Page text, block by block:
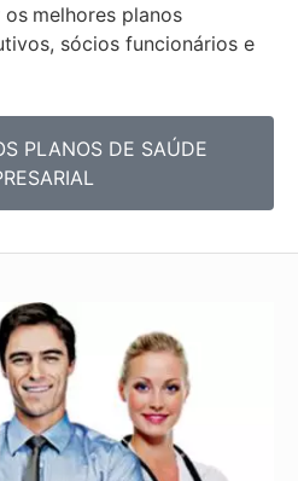
os melhores planos
sócios funcionários e
PLANOS DE SAÚDE